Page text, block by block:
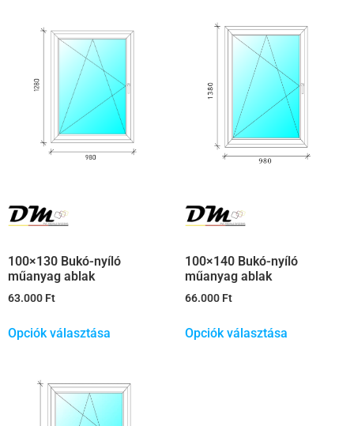
100×130 Bukó-nyíló
műanyag ablak
63.000 Ft
Opciók választása
100×140 Bukó-nyíló
műanyag ablak
66.000 Ft
Opciók választása